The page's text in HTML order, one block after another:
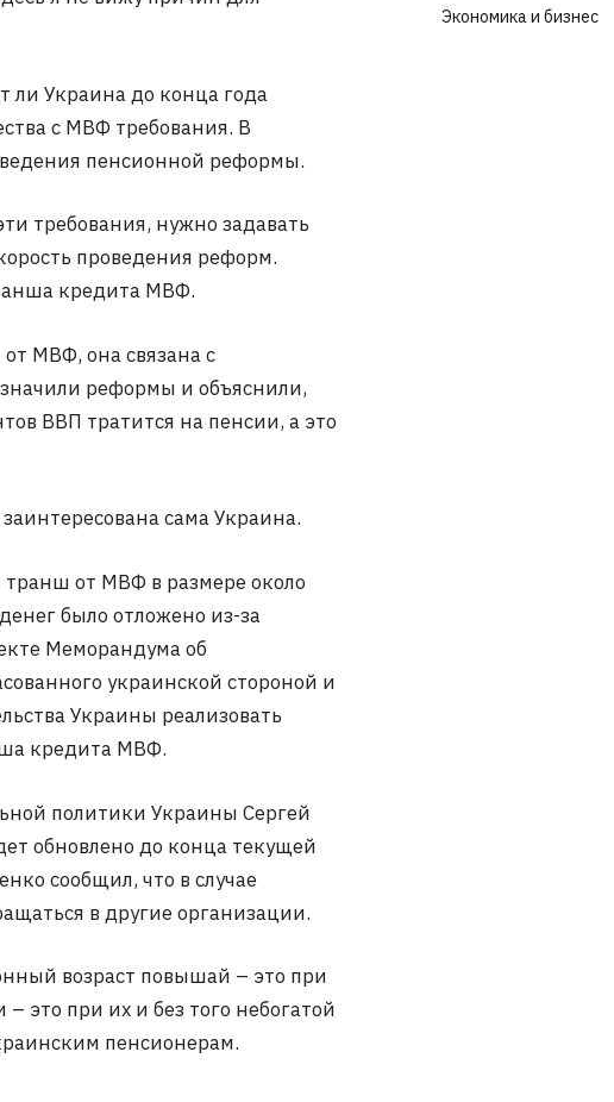
ли Украина до конца года
с МВФ требования. В
пенсионной реформы.
требования, нужно задавать
проведения реформ.
кредита МВФ.
МВФ, она связана с
реформы и объяснили,
ВВП тратится на пенсии, а это
сама Украина.
от МВФ в размере около
было отложено из-за
Меморандума об
украинской стороной и
Украины реализовать
кредита МВФ.
политики Украины Сергей
обновлено до конца текущей
сообщил, что в случае
в другие организации.
возраст повышай – это при
это при их и без того небогатой
пенсионерам.
Экономика и бизнес